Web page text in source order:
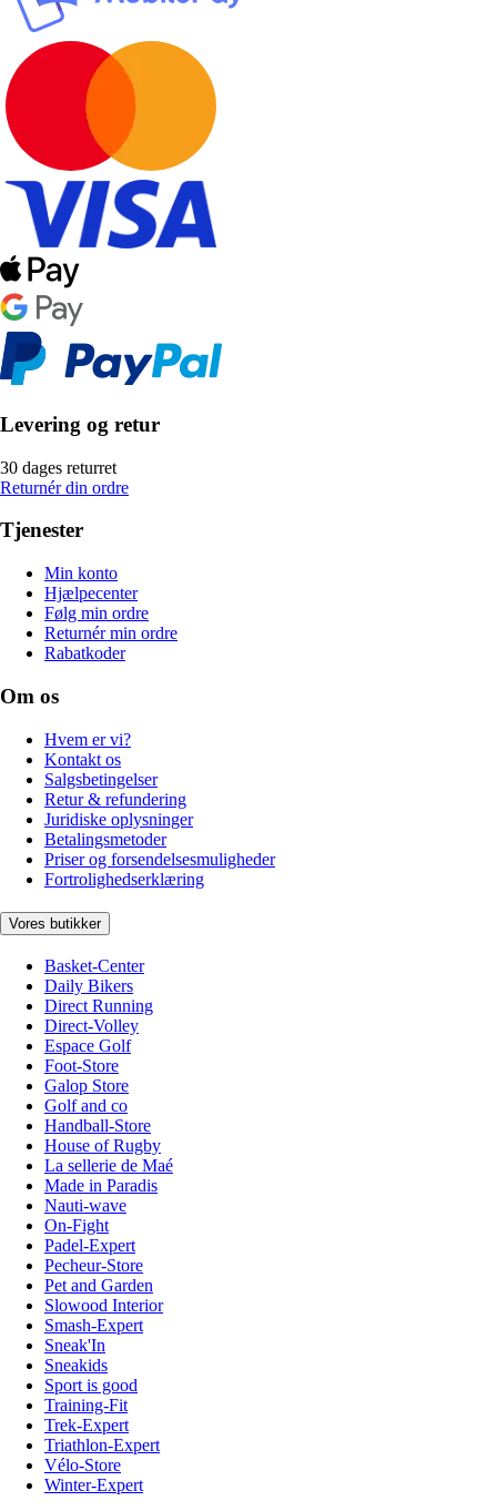
Levering og retur
30 dages returret
Returnér din ordre
Tjenester
Min konto
Hjælpecenter
Følg min ordre
Returnér min ordre
Rabatkoder
Om os
Hvem er vi?
Kontakt os
Salgsbetingelser
Retur & refundering
Juridiske oplysninger
Betalingsmetoder
Priser og forsendelsesmuligheder
Fortrolighedserklæring
Vores butikker
Basket-Center
Daily Bikers
Direct Running
Direct-Volley
Espace Golf
Foot-Store
Galop Store
Golf and co
Handball-Store
House of Rugby
La sellerie de Maé
Made in Paradis
Nauti-wave
On-Fight
Padel-Expert
Pecheur-Store
Pet and Garden
Slowood Interior
Smash-Expert
Sneak'In
Sneakids
Sport is good
Training-Fit
Trek-Expert
Triathlon-Expert
Vélo-Store
Winter-Expert